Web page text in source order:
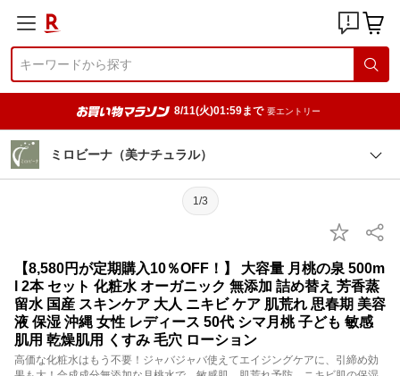
8/11(火)01:59まで 要エントリー
ミロビーナ（美ナチュラル）
1/3
【8,580円が定期購入10％OFF！】 大容量 月桃の泉 500m
l 2本 セット 化粧水 オーガニック 無添加 詰め替え 芳香蒸
留水 国産 スキンケア 大人 ニキビ ケア 肌荒れ 思春期 美容
液 保湿 沖縄 女性 レディース 50代 シマ月桃 子ども 敏感
肌用 乾燥肌用 くすみ 毛穴 ローション
高価な化粧水はもう不要！ジャバジャバ使えてエイジングケアに、引締め効